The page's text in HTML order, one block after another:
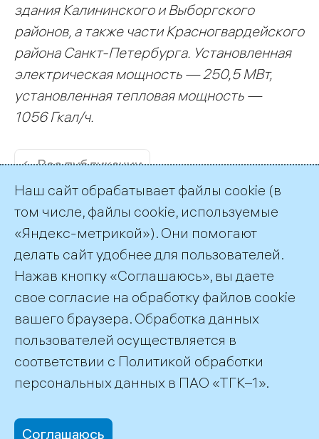
здания Калининского и Выборгского
районов, а также части Красногвардейского
района Санкт-Петербурга. Установленная
электрическая мощность — 250,5 МВт,
установленная тепловая мощность —
1056 Гкал/ч.
← Все публикации
Пресс-служба ТГК-1
+7 (812) 688-32-84
press@tgc1.ru
©2026 ПАО «ТГК–1»
office@tgc1.ru
Наш сайт обрабатывает файлы cookie (в
том числе, файлы cookie, используемые
«Яндекс-метрикой»). Они помогают
делать сайт удобнее для пользователей.
Нажав кнопку «Соглашаюсь», вы даете
свое согласие на обработку файлов cookie
вашего браузера. Обработка данных
пользователей осуществляется в
соответствии с Политикой обработки
персональных данных в ПАО «ТГК–1».
Соглашаюсь